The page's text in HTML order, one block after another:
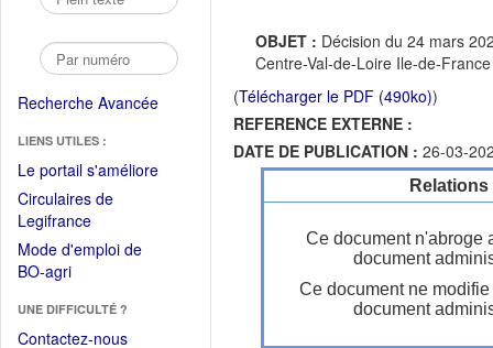
Recherche Avancée
LIENS UTILES :
Le portail s'améliore(Fichier
Circulaires de
Legifrance(Ouvrir
dans
une
fenêtre)
Mode d'emploi de
BO-agri(Ouvrir
une
nouvelle
UNE DIFFICULTÉ ?
Contactez-nous
OBJET : Décision du 24 mars
Centre-Val-de-Loire Ile-de-France
(Télécharger le PDF (490ko))
REFERENCE EXTERNE :
DATE DE PUBLICATION : 26-03-
Ce document n'abroge
document
Ce document ne
document